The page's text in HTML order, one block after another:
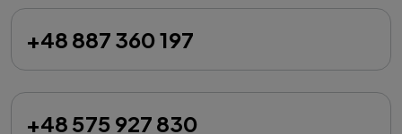
+48 887 360 197
+48 575 927 830